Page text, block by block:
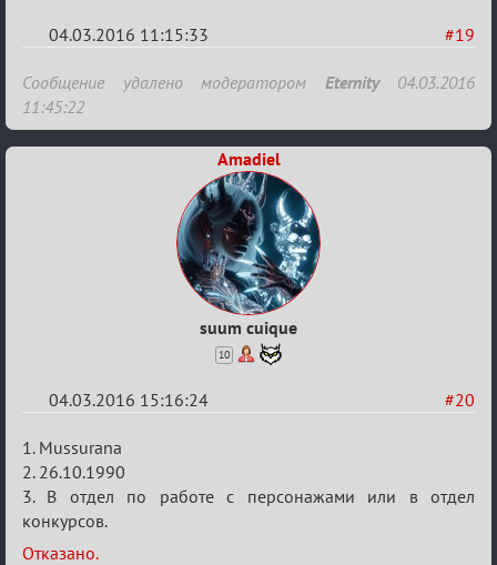
#19
04.03.2016 11:15:33
Re:
Заявки
в
Сообщение удалено модератором Eternity04.03.2016
11:45:22
Amadiel
suum cuique
10
#20
04.03.2016 15:16:24
Re:
Заявки
в
Авторитеты²
1. Mussurana
2. 26.10.1990
3. В отдел по работе с персонажами или в отдел
конкурсов.
Отказано.